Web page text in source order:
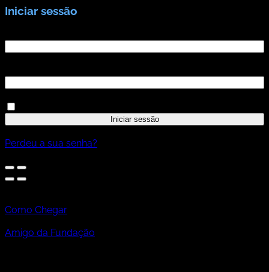
Iniciar sessão
Iniciar sessão
Perdeu a sua senha?
Como Chegar
Amigo da Fundação